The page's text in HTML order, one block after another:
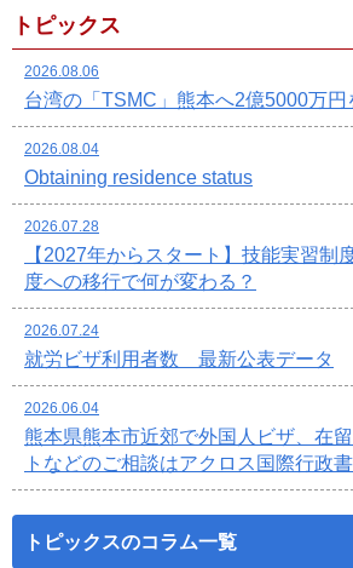
トピックス
2026.08.06
台湾の「TSMC」熊本へ2億5000万円
2026.08.04
Obtaining residence status
2026.07.28
【2027年からスタート】技能実習制
度への移行で何が変わる？
2026.07.24
就労ビザ利用者数 最新公表データ
2026.06.04
熊本県熊本市近郊で外国人ビザ、在
トなどのご相談はアクロス国際行政
トピックスのコラム一覧